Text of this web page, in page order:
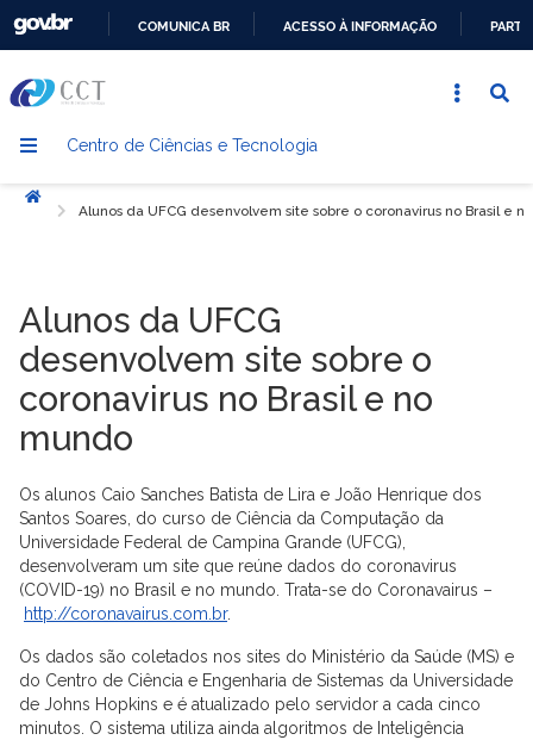
CONTEÚDO
COMUNICA BR ACESSO À INFORMAÇÃO
Centro de Ciências e Tecnologia
Início
Alunos da UFCG desenvolvem site sobre o coronavirus no Brasil e
Alunos da UFCG
desenvolvem site sobre o
coronavirus no Brasil e no
mundo
Os alunos Caio Sanches Batista de Lira e João Henrique dos
Santos Soares, do curso de Ciência da Computação da
Universidade Federal de Campina Grande (UFCG),
desenvolveram um site que reúne dados do coronavirus
(COVID-19) no Brasil e no mundo. Trata-se do Coronavairus –
http://coronavairus.com.br.
Os dados são coletados nos sites do Ministério da Saúde (MS) e
do Centro de Ciência e Engenharia de Sistemas da Universidade
de Johns Hopkins e é atualizado pelo servidor a cada cinco
minutos. O sistema utiliza ainda algoritmos de Inteligência